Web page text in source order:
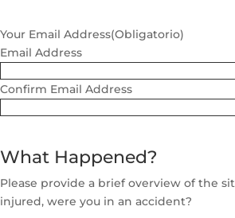
Your Email Address(Obligatorio)
Email Address
Confirm Email Address
What Happened?
Please provide a brief overview of the
injured, were you in an accident?